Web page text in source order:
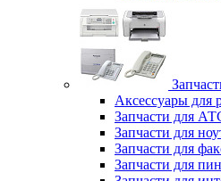
Аксессуары для
Запчасти для
Запчасти для
Запчасти для
Запчасти для